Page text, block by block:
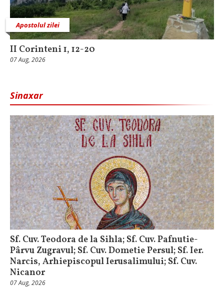
Apostolul zilei
II Corinteni 1, 12-20
07 Aug, 2026
Sinaxar
Sf. Cuv. Teodora de la Sihla; Sf. Cuv. Pafnutie-
Pârvu Zugravul; Sf. Cuv. Dometie Persul; Sf. Ier.
Narcis, Arhiepiscopul Ierusalimului; Sf. Cuv.
Nicanor
07 Aug, 2026